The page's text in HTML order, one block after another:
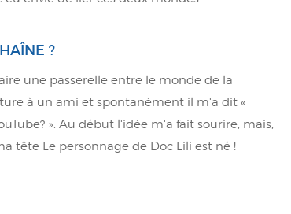
?
une passerelle entre le monde de la
à un ami et spontanément il m'a dit «
». Au début l'idée m'a fait sourire, mais,
tête Le personnage de Doc Lili est né !